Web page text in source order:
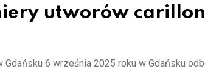
utworów
6 września 2025 roku w Gdańsku